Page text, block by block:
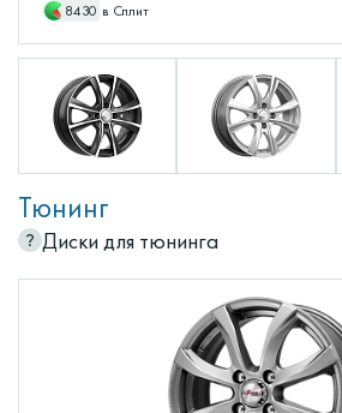
8430 в Сплит
Тюнинг
Диски для тюнинга